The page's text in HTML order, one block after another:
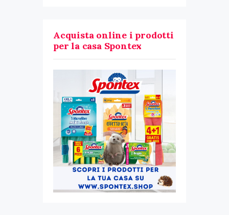
Acquista online i prodotti
per la casa Spontex